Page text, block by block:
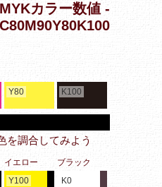
カラー数値 -
C80M90Y80K100
Y80 K100
を調合してみよう
イエロー
Y100
ブラック
K0